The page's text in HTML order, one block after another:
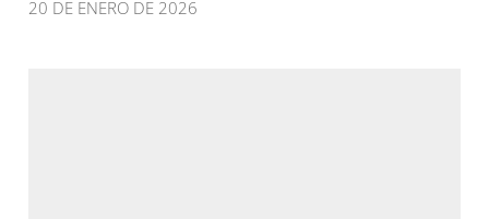
20 DE ENERO DE 2026